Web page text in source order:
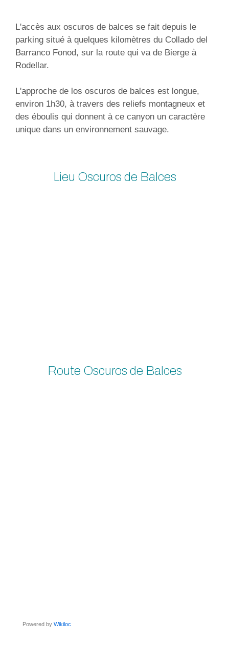
L'accès aux oscuros de balces se fait depuis le
parking situé à quelques kilomètres du Collado del
Barranco Fonod, sur la route qui va de Bierge à
Rodellar.
L'approche de los oscuros de balces est longue,
environ 1h30, à travers des reliefs montagneux et
des éboulis qui donnent à ce canyon un caractère
unique dans un environnement sauvage.
Lieu Oscuros de Balces
Route Oscuros de Balces
Powered by Wikiloc